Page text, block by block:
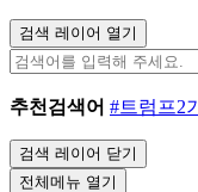
검색 레이어 열기
추천검색어 #트럼프2기
검색 레이어 닫기
전체메뉴 열기